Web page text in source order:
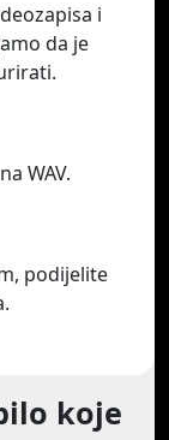
i
da je
WAV.
podijelite
koje